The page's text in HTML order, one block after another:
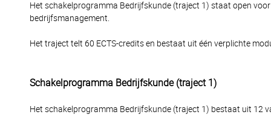
Het schakelprogramma Bedrijfskunde (traject 1) staat open
bedrijfsmanagement.
Het traject telt 60 ECTS-credits en bestaat uit één verplichte
Schakelprogramma Bedrijfskunde (traject 1)
Het schakelprogramma Bedrijfskunde (traject 1) bestaat uit 12